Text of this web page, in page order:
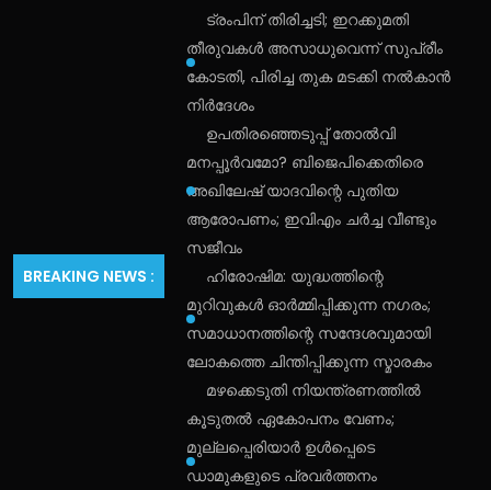
BREAKING NEWS :
ട്രംപിന് തിരിച്ചടി; ഇറക്കുമതി
തീരുവകൾ അസാധുവെന്ന് സുപ്രീം
കോടതി, പിരിച്ച തുക മടക്കി നൽകാൻ
നിർദേശം
ഉപതിരഞ്ഞെടുപ്പ് തോൽവി
മനപ്പൂർവമോ? ബിജെപിക്കെതിരെ
അഖിലേഷ് യാദവിന്റെ പുതിയ
ആരോപണം; ഇവിഎം ചർച്ച വീണ്ടും
സജീവം
ഹിരോഷിമ: യുദ്ധത്തിന്റെ
മുറിവുകൾ ഓർമ്മിപ്പിക്കുന്ന നഗരം;
സമാധാനത്തിന്റെ സന്ദേശവുമായി
ലോകത്തെ ചിന്തിപ്പിക്കുന്ന സ്മാരകം
മഴക്കെടുതി നിയന്ത്രണത്തിൽ
കൂടുതൽ ഏകോപനം വേണം;
മുല്ലപ്പെരിയാർ ഉൾപ്പെടെ
ഡാമുകളുടെ പ്രവർത്തനം